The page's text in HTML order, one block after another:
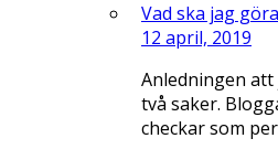
Vad ska jag
12 april, 2019
Anledningen
två saker.
checkar som